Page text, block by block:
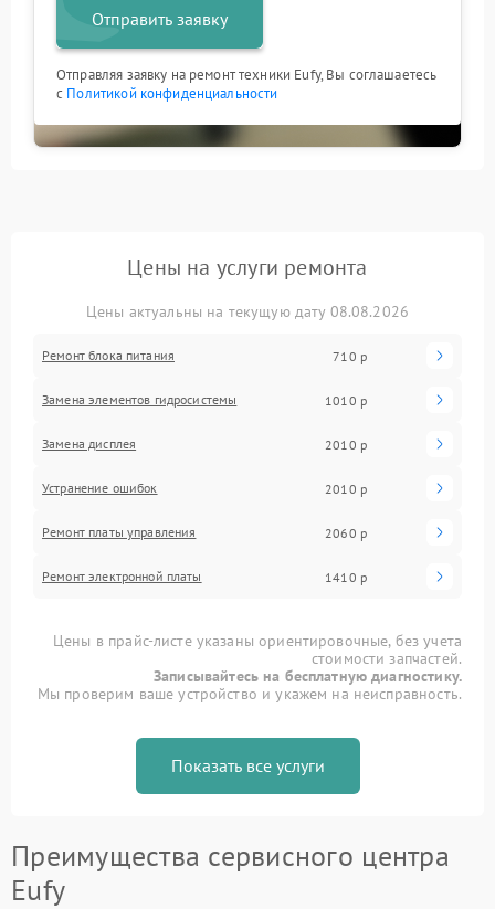
Отправить заявку
Отправляя заявку на ремонт техники Eufy, Вы соглашаетесь
с Политикой конфиденциальности
Цены на услуги ремонта
Цены актуальны на текущую дату 08.08.2026
Ремонт блока питания 710 р
Замена элементов гидросистемы 1010 р
Замена дисплея 2010 р
Устранение ошибок 2010 р
Ремонт платы управления 2060 р
Ремонт электронной платы 1410 р
Цены в прайс-листе указаны ориентировочные, без учета
стоимости запчастей.
Записывайтесь на бесплатную диагностику.
Мы проверим ваше устройство и укажем на неисправность.
Показать все услуги
Преимущества сервисного центра
Eufy